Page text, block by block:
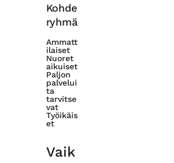
Kohde
ryhmä
Ammatt
ilaiset
Nuoret
aikuiset
Paljon
palvelui
ta
tarvitse
vat
Työikäis
et
Vaik